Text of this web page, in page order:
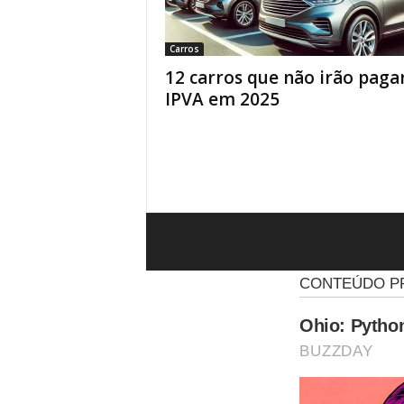
Carros
12 carros que não irão
IPVA em 2025